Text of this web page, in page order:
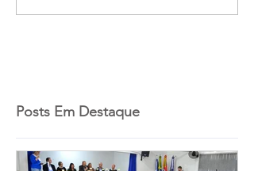
Posts Em Destaque